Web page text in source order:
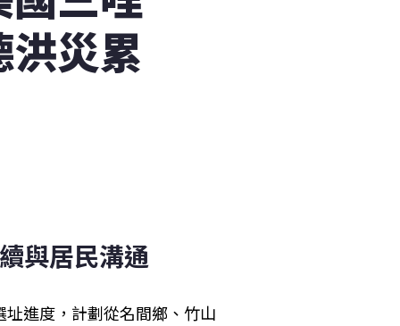
災累
與居民溝通
進度，計劃從名間鄉、竹山